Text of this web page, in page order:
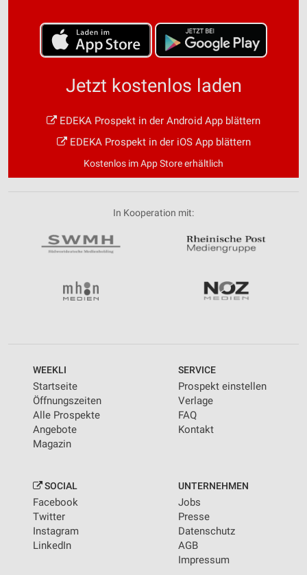
Jetzt kostenlos laden
EDEKA Prospekt in der Android App blättern
EDEKA Prospekt in der iOS App blättern
Kostenlos im App Store erhältlich
In Kooperation mit:
WEEKLI
Startseite
Öffnungszeiten
Alle Prospekte
Angebote
Magazin
SERVICE
Prospekt einstellen
Verlage
FAQ
Kontakt
SOCIAL
Facebook
Twitter
Instagram
LinkedIn
UNTERNEHMEN
Jobs
Presse
Datenschutz
AGB
Impressum